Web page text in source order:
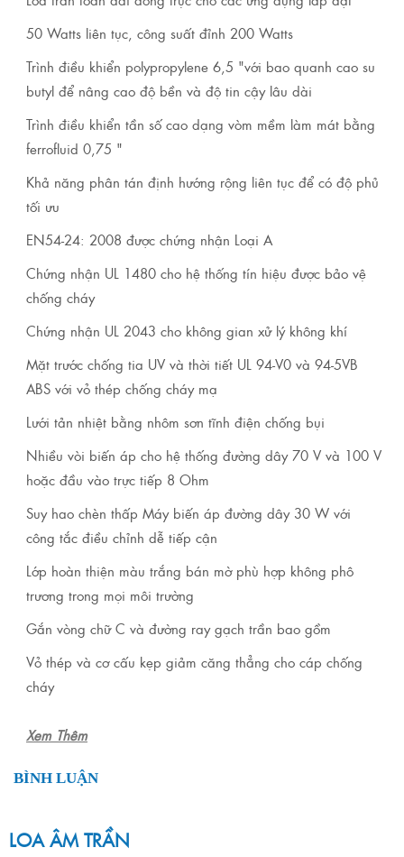
50 Watts liên tục, công suất đỉnh 200 Watts
Trình điều khiển polypropylene 6,5 "với bao quanh cao su
butyl để nâng cao độ bền và độ tin cậy lâu dài
Trình điều khiển tần số cao dạng vòm mềm làm mát bằng
ferrofluid 0,75 "
Khả năng phân tán định hướng rộng liên tục để có độ phủ
tối ưu
EN54-24: 2008 được chứng nhận Loại A
Chứng nhận UL 1480 cho hệ thống tín hiệu được bảo vệ
chống cháy
Chứng nhận UL 2043 cho không gian xử lý không khí
Mặt trước chống tia UV và thời tiết UL 94-V0 và 94-5VB
ABS với vỏ thép chống cháy mạ
Lưới tản nhiệt bằng nhôm sơn tĩnh điện chống bụi
Nhiều vòi biến áp cho hệ thống đường dây 70 V và 100 V
hoặc đầu vào trực tiếp 8 Ohm
Suy hao chèn thấp Máy biến áp đường dây 30 W với
công tắc điều chỉnh dễ tiếp cận
Lớp hoàn thiện màu trắng bán mờ phù hợp không phô
trương trong mọi môi trường
Gắn vòng chữ C và đường ray gạch trần bao gồm
Vỏ thép và cơ cấu kẹp giảm căng thẳng cho cáp chống
cháy
Xem Thêm
BÌNH LUẬN
LOA ÂM TRẦN